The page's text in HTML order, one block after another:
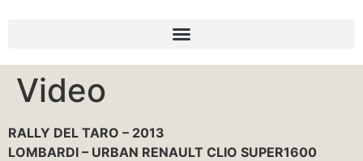
Video
RALLY DEL TARO – 2013
LOMBARDI – URBAN RENAULT CLIO SUPER1600